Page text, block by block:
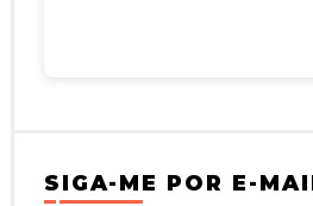
SIGA-ME POR E-